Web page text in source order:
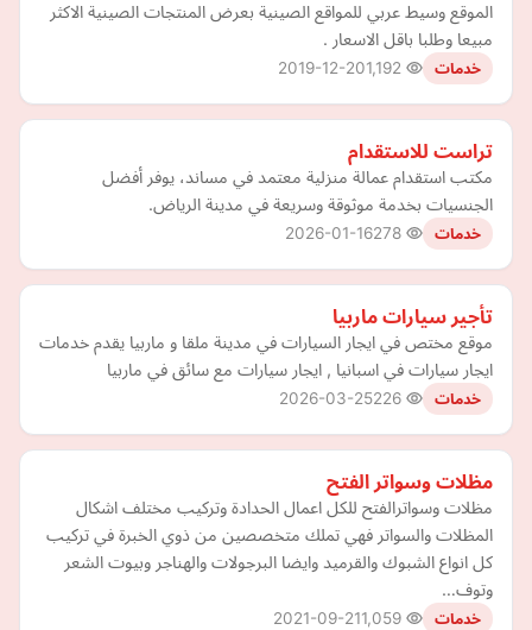
الموقع وسيط عربي للمواقع الصينية بعرض المنتجات الصينية الاكثر
مبيعا وطلبا باقل الاسعار .
خدمات 2019-12-20
تراست للاستقدام
مكتب استقدام عمالة منزلية معتمد في مساند، يوفر أفضل
الجنسيات بخدمة موثوقة وسريعة في مدينة الرياض.
خدمات 2026-01-16
تأجير سيارات ماربيا
موقع مختص في ايجار السيارات في مدينة ملقا و ماربيا يقدم خدمات
ايجار سيارات في اسبانيا , ايجار سيارات مع سائق في ماربيا
خدمات 2026-03-25
مظلات وسواتر الفتح
مظلات وسواترالفتح للكل اعمال الحدادة وتركيب مختلف اشكال
المظلات والسواتر فهي تملك متخصصين من ذوي الخبرة في تركيب
كل انواع الشبوك والقرميد وايضا البرجولات والهناجر وبيوت الشعر
وتوف…
خدمات 2021-09-21